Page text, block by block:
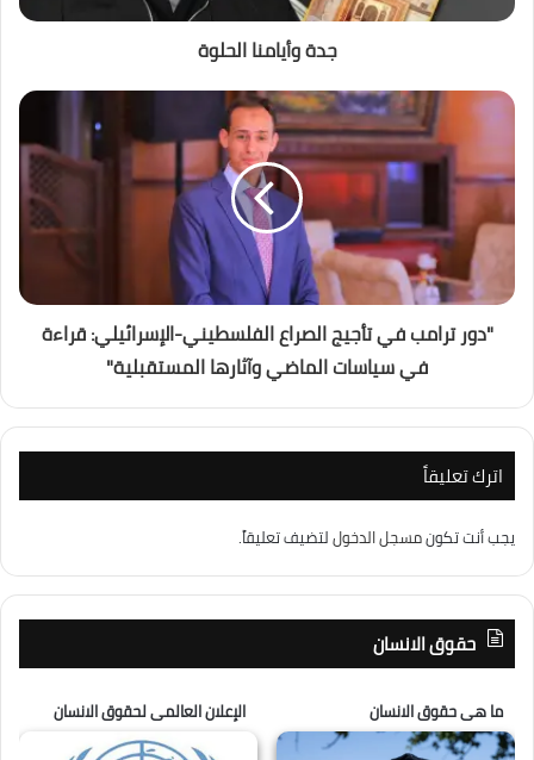
جدة وأيامنا الحلوة
"دور ترامب في تأجيج الصراع الفلسطيني-الإسرائيلي: قراءة
في سياسات الماضي وآثارها المستقبلية"
اترك تعليقاً
يجب أنت تكونمسجل الدخوللتضيف تعليقاً.
حقوق الانسان
ما هى حقوق الانسان الإعلان العالمى لحقوق الانسان